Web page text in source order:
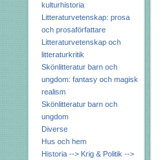
kulturhistoria
Litteraturvetenskap: prosa
och prosaförfattare
Litteraturvetenskap och
litteraturkritik
Skönlitteratur barn och
ungdom: fantasy och magisk
realism
Skönlitteratur barn och
ungdom
Diverse
Hus och hem
Historia --> Krig & Politik -->